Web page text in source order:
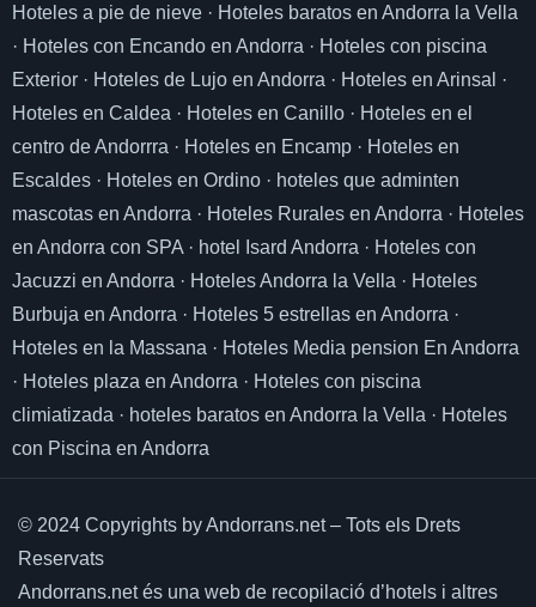
Hoteles a pie de nieve · Hoteles baratos en Andorra la Vella
· Hoteles con Encando en Andorra · Hoteles con piscina
Exterior · Hoteles de Lujo en Andorra · Hoteles en Arinsal
·
Hoteles en Caldea · Hoteles en Canillo · Hoteles en el
centro de Andorrra · Hoteles en Encamp · Hoteles en
Escaldes · Hoteles en Ordino · hoteles que adminten
mascotas en Andorra · Hoteles Rurales en Andorra · Hoteles
en Andorra con SPA · hotel Isard Andorra · Hoteles con
Jacuzzi en Andorra · Hoteles Andorra la Vella · Hoteles
Burbuja en Andorra · Hoteles 5 estrellas en Andorra ·
Hoteles en la Massana · Hoteles Media pension En Andorra
· Hoteles plaza en Andorra · Hoteles con piscina
climiatizada · hoteles baratos en Andorra la Vella · Hoteles
con Piscina en Andorra
© 2024 Copyrights by Andorrans.net – Tots els Drets
Reservats
Andorrans.net és una web de recopilació d’hotels i altres